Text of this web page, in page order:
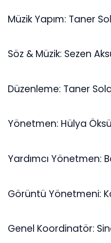
Müzik Yapım: Taner
Söz & Müzik: Sezen
Düzenleme: Taner
Yönetmen: Hülya
Yardımcı Yönetmen:
Görüntü Yönetmeni:
Genel Koordinatör: